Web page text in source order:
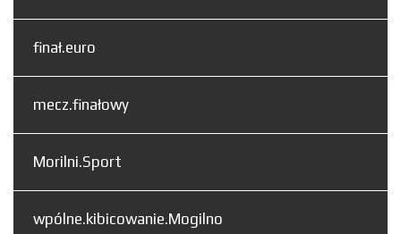
finał.euro
mecz.finałowy
Morilni.Sport
wpólne.kibicowanie.Mogilno